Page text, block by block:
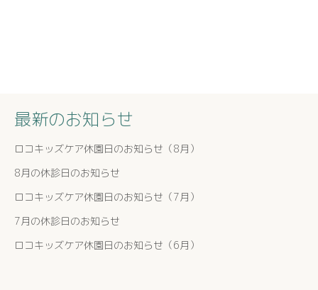
最新のお知らせ
ロコキッズケア休園日のお知らせ（8月）
8月の休診日のお知らせ
ロコキッズケア休園日のお知らせ（7月）
7月の休診日のお知らせ
ロコキッズケア休園日のお知らせ（6月）